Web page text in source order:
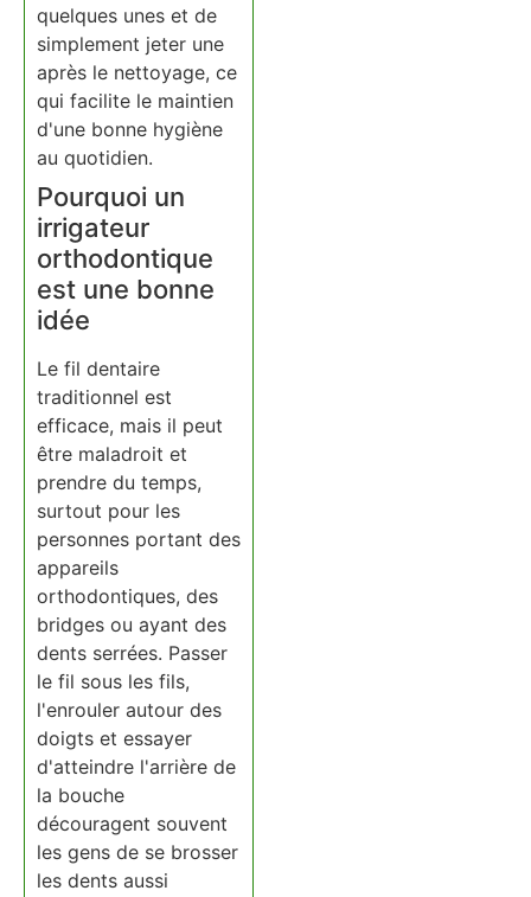
quelques unes et de
simplement jeter une
après le nettoyage, ce
qui facilite le maintien
d'une bonne hygiène
au quotidien.
Pourquoi un
irrigateur
orthodontique
est une bonne
idée
Le fil dentaire
traditionnel est
efficace, mais il peut
être maladroit et
prendre du temps,
surtout pour les
personnes portant des
appareils
orthodontiques, des
bridges ou ayant des
dents serrées. Passer
le fil sous les fils,
l'enrouler autour des
doigts et essayer
d'atteindre l'arrière de
la bouche
découragent souvent
les gens de se brosser
les dents aussi